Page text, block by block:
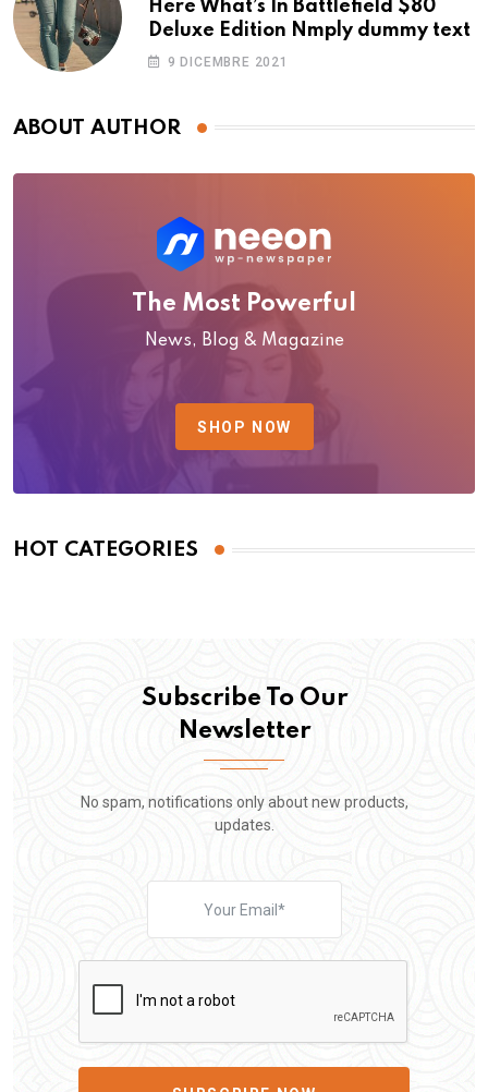
Here What’s In Battlefield $80
Deluxe Edition Nmply dummy text
9 DICEMBRE 2021
ABOUT AUTHOR
The Most Powerful
News, Blog & Magazine
SHOP NOW
HOT CATEGORIES
Subscribe To Our
Newsletter
No spam, notifications only about new products,
updates.